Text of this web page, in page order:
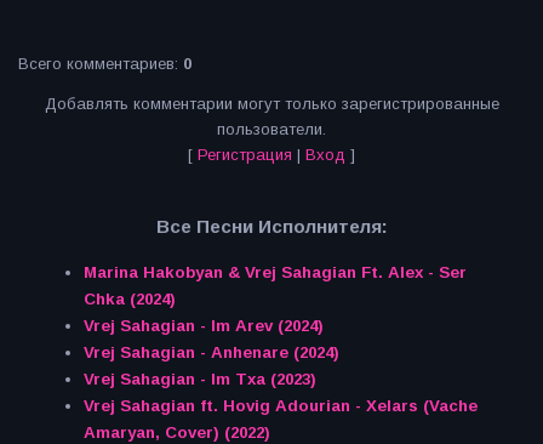
Всего комментариев: 0
Добавлять комментарии могут только зарегистрированные
пользователи.
[ Регистрация | Вход ]
Все Песни Исполнителя:
Marina Hakobyan & Vrej Sahagian Ft. Alex - Ser
Chka (2024)
Vrej Sahagian - Im Arev (2024)
Vrej Sahagian - Anhenare (2024)
Vrej Sahagian - Im Txa (2023)
Vrej Sahagian ft. Hovig Adourian - Xelars (Vache
Amaryan, Cover) (2022)